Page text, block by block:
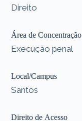
Direito
Área de Concentração
Execução penal
Local/Campus
Santos
Direito de Acesso